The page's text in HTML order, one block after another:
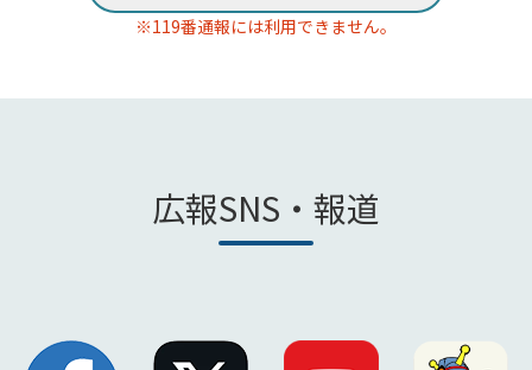
※119番通報には利用できません。
広報SNS・報道